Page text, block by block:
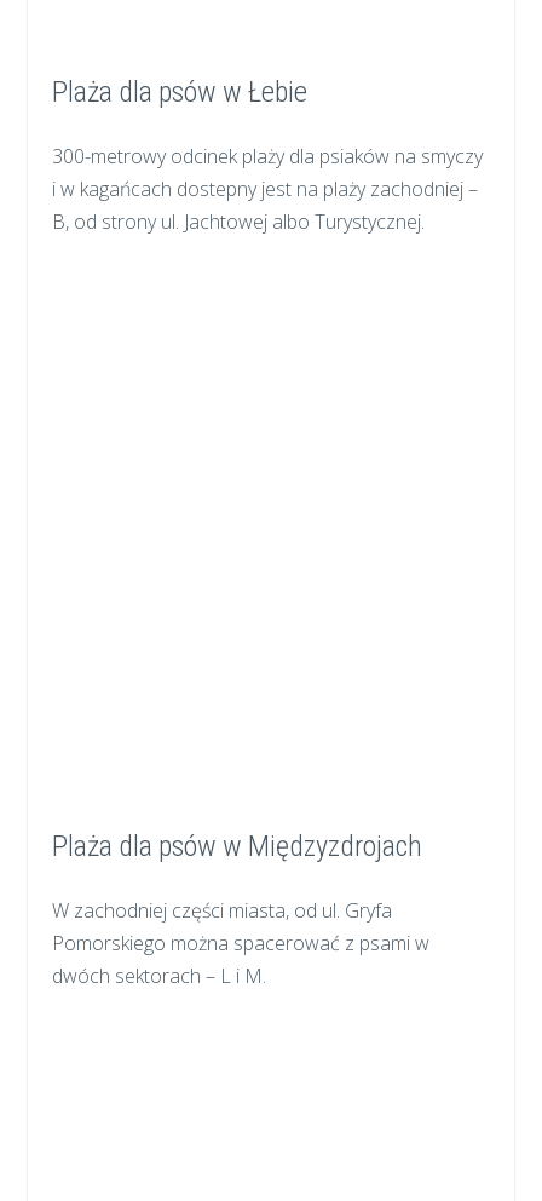
Plaża dla psów w Łebie
300-metrowy odcinek plaży dla psiaków na smyczy
i w kagańcach dostepny jest na plaży zachodniej –
B, od strony ul. Jachtowej albo Turystycznej.
Plaża dla psów w Międzyzdrojach
W zachodniej części miasta, od ul. Gryfa
Pomorskiego można spacerować z psami w
dwóch sektorach – L i M.